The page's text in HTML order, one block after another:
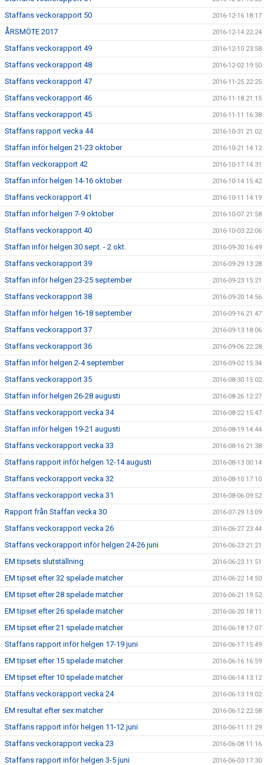
Staffans veckorapport 50 2016-12-16 18:17
ÅRSMÖTE 2017 2016-12-14 22:24
Staffans veckorapport 49 2016-12-10 23:58
Staffans veckorapport 48 2016-12-02 19:50
Staffans veckorapport 47 2016-11-25 22:25
Staffans veckorapport 46 2016-11-18 21:15
Staffans veckorapport 45 2016-11-11 16:38
Staffans rapport vecka 44 2016-10-31 21:02
Staffan inför helgen 21-23 oktober 2016-10-21 14:12
Staffan veckorapport 42 2016-10-17 14:31
Staffan inför helgen 14-16 oktober 2016-10-14 15:42
Staffans veckorapport 41 2016-10-11 14:19
Staffan inför helgen 7-9 oktober 2016-10-07 21:58
Staffans veckorapport 40 2016-10-03 22:06
Staffan inför helgen 30 sept. - 2 okt. 2016-09-30 16:49
Staffans veckorapport 39 2016-09-29 13:28
Staffan inför helgen 23-25 september 2016-09-23 15:21
Staffans veckorapport 38 2016-09-20 14:56
Staffan inför helgen 16-18 september 2016-09-16 21:47
Staffans veckorapport 37 2016-09-13 18:06
Staffans veckorapport 36 2016-09-06 22:28
Staffan inför helgen 2-4 september 2016-09-02 15:34
Staffans veckorapport 35 2016-08-30 15:02
Staffan inför helgen 26-28 augusti 2016-08-26 12:27
Staffans veckorapport vecka 34 2016-08-22 15:47
Staffan inför helgen 19-21 augusti 2016-08-19 14:44
Staffans veckorapport vecka 33 2016-08-16 21:38
Staffans rapport inför helgen 12-14 augusti 2016-08-13 00:14
Staffans veckorapport vecka 32 2016-08-10 17:10
Staffans veckorapport vecka 31 2016-08-06 09:52
Rapport från Staffan vecka 30 2016-07-29 13:09
Staffans veckorapport vecka 26 2016-06-27 23:44
Staffans veckorapport inför helgen 24-26 juni 2016-06-23 21:21
EM tipsets slutställning 2016-06-23 11:51
EM tipset efter 32 spelade matcher 2016-06-22 14:50
EM tipset efter 28 spelade matcher 2016-06-21 19:52
EM tipset efter 26 spelade matcher 2016-06-20 18:11
EM tipset efter 21 spelade matcher 2016-06-18 17:07
Staffans rapport inför helgen 17-19 juni 2016-06-17 15:49
EM tipset efter 15 spelade matcher 2016-06-16 16:59
EM tipset efter 10 spelade matcher 2016-06-14 13:12
Staffans veckorapport vecka 24 2016-06-13 19:02
EM resultat efter sex matcher 2016-06-12 22:58
Staffans rapport inför helgen 11-12 juni 2016-06-11 11:29
Staffans veckorapport vecka 23 2016-06-08 11:16
Staffans rapport inför helgen 3-5 juni 2016-06-03 17:30